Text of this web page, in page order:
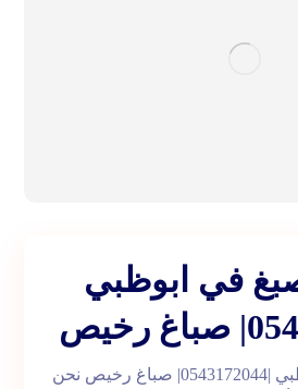
في ابوظبي
شركة صبغ في ابوظبي |0543172044| صباغ رخيص نحن